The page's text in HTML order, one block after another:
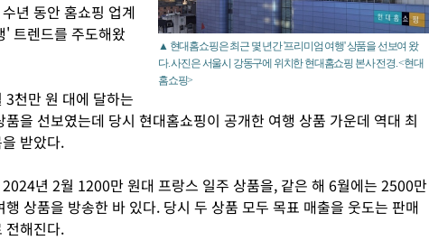
▲ 현대홈쇼핑은 최근 몇 년간 '프리미엄 여행' 상품을 선보여 왔
다. 사진은 서울시 강동구에 위치한 현대홈쇼핑 본사 전경. <현대
홈쇼핑>
년 동안 홈쇼핑 업계
' 트렌드를 주도해왔
천만 원 대에 달하는
품을 선보였는데 당시 현대홈쇼핑이 공개한 여행 상품 가운데 역대 최
받았다.
년 2월 1200만 원대 프랑스 일주 상품을, 같은 해 6월에는 2500만
상품을 방송한 바 있다. 당시 두 상품 모두 목표 매출을 웃도는 판매
전해진다.